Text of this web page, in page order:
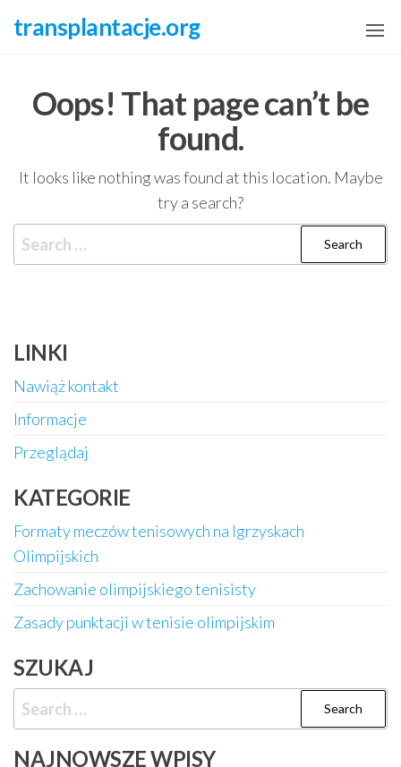
transplantacje.org
Oops! That page can’t be
found.
It looks like nothing was found at this location. Maybe
try a search?
for:
LINKI
Nawiąż kontakt
Informacje
Przeglądaj
KATEGORIE
Formaty meczów tenisowych na Igrzyskach
Olimpijskich
Zachowanie olimpijskiego tenisisty
Zasady punktacji w tenisie olimpijskim
SZUKAJ
Search
for:
NAJNOWSZE WPISY